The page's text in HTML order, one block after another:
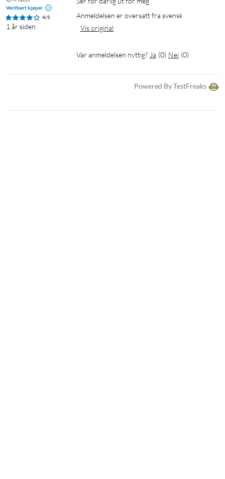
Verifisert kjøper
4/5
1 år siden
Anmeldelsen er oversatt fra svensk
Vis original
Var anmeldelsen nyttig? Ja (0) Nei (0)
Powered By TestFreaks